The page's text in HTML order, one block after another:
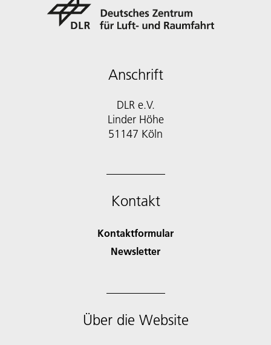
Anschrift
DLR e.V.
Linder Höhe
51147 Köln
Kontakt
Kontaktformular
Newsletter
Über die Website